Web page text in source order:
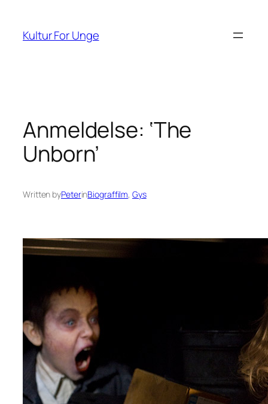
indhold
Kultur For Unge
Anmeldelse: ‘The
Unborn’
Written byPeterinBiograffilm, Gys